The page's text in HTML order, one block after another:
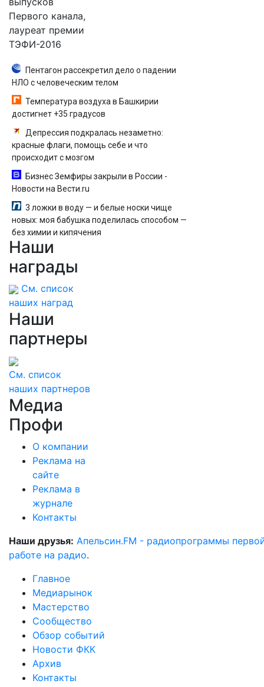
Первого канала,
лауреат премии
ТЭФИ-2016
Пентагон рассекретил дело о падении
НЛО с человеческим телом
Температура воздуха в Башкирии
достигнет +35 градусов
Депрессия подкралась незаметно:
красные флаги, помощь себе и что
происходит с мозгом
Бизнес Земфиры закрыли в России -
Новости на Вести.ru
3 ложки в воду — и белые носки чище
новых: моя бабушка поделилась способом —
без химии и кипячения
Наши
награды
См. список
наших наград
Наши
партнеры
См. список
наших партнеров
Медиа
Профи
О компании
Реклама на
сайте
Реклама в
журнале
Контакты
Наши друзья: Апельсин.FM - радиопрограммы
работе на радио.
Главное
Медиарынок
Мастерство
Сообщество
Обзор событий
Новости ФКК
Архив
Контакты